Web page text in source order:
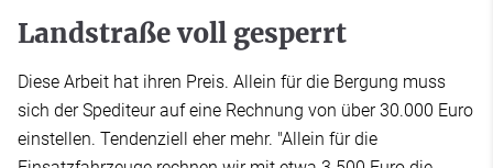
Landstraße voll gesperrt
Diese Arbeit hat ihren Preis. Allein für die Bergung muss
sich der Spediteur auf eine Rechnung von über 30.000 Euro
einstellen. Tendenziell eher mehr. "Allein für die